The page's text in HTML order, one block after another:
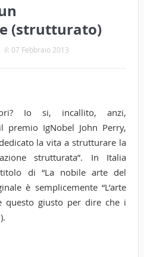
(strutturato)
il: 07 Febbraio 2013
Io si, incallito, anzi,
premio IgNobel John Perry,
la vita a strutturare la
strutturata”. In Italia
di “La nobile arte del
è semplicemente “L’arte
questo giusto per dire che i